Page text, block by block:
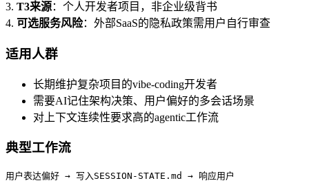
3. T3来源：个人开发者项目，非企业级背书
4. 可选服务风险：外部SaaS的隐私政策需用户自行审查
适用人群
长期维护复杂项目的vibe-coding开发者
需要AI记住架构决策、用户偏好的多会话场景
对上下文连续性要求高的agentic工作流
典型工作流
用户表达偏好 → 写入SESSION-STATE.md → 响应用户